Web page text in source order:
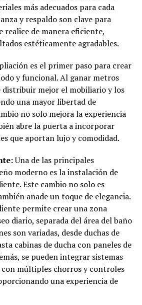
más adecuados para cada
y respaldo son clave para
realice de manera eficiente,
estéticamente agradables.
es el primer paso para crear
y funcional. Al ganar metros
distribuir mejor el mobiliario y los
una mayor libertad de
no solo mejora la experiencia
abre la puerta a incorporar
que aportan lujo y comodidad.
Una de las principales
moderno es la instalación de
Este cambio no solo es
añade un toque de elegancia.
permite crear una zona
diario, separada del área del baño
son variadas, desde duchas de
cabinas de ducha con paneles de
se pueden integrar sistemas
con múltiples chorros y controles
una experiencia de